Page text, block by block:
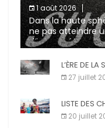
1 août 2026
Dans la haute
ne pas atteindre
d’incompétence
diverses
L’ÈRE DE
27 juillet
LISTE DES
20 juillet